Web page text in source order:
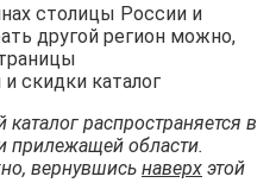
столицы России и
другой регион можно,
скидки каталог
распространяется в
прилежащей области.
вернувшись наверх этой